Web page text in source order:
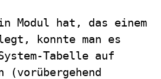
Modul hat, das einem
konnte man es
Tabelle auf
(vorübergehend